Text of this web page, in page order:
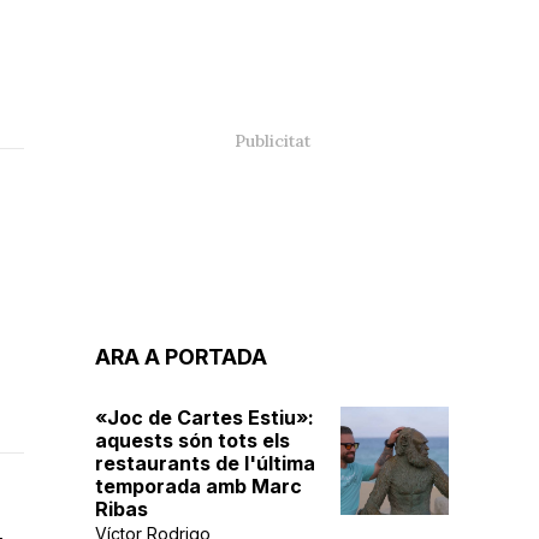
ARA A PORTADA
«Joc de Cartes Estiu»:
aquests són tots els
restaurants de l'última
temporada amb Marc
Ribas
Víctor Rodrigo